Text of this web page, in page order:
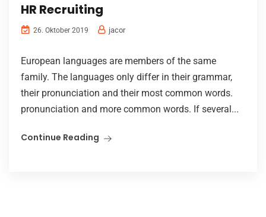
HR Recruiting
26. Oktober 2019 jacor
European languages are members of the same
family. The languages only differ in their grammar,
their pronunciation and their most common words.
pronunciation and more common words. If several...
Continue Reading